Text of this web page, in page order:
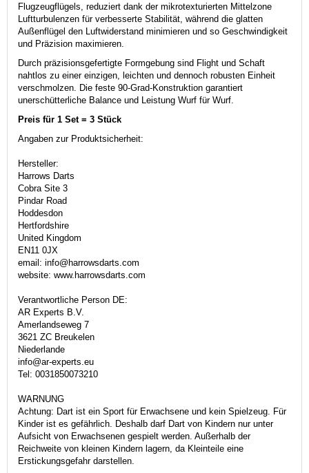
Flugzeugflügels, reduziert dank der mikrotexturierten Mittelzone
Luftturbulenzen für verbesserte Stabilität, während die glatten
Außenflügel den Luftwiderstand minimieren und so Geschwindigkeit
und Präzision maximieren.
Durch präzisionsgefertigte Formgebung sind Flight und Schaft
nahtlos zu einer einzigen, leichten und dennoch robusten Einheit
verschmolzen. Die feste 90-Grad-Konstruktion garantiert
unerschütterliche Balance und Leistung Wurf für Wurf.
Preis für 1 Set = 3 Stück
Angaben zur Produktsicherheit:
Hersteller:
Harrows Darts
Cobra Site 3
Pindar Road
Hoddesdon
Hertfordshire
United Kingdom
EN11 0JX
email: info@harrowsdarts.com
website: www.harrowsdarts.com
Verantwortliche Person DE:
AR Experts B.V.
Amerlandseweg 7
3621 ZC Breukelen
Niederlande
info@ar-experts.eu
Tel: 0031850073210
WARNUNG
Achtung: Dart ist ein Sport für Erwachsene und kein Spielzeug. Für
Kinder ist es gefährlich. Deshalb darf Dart von Kindern nur unter
Aufsicht von Erwachsenen gespielt werden. Außerhalb der
Reichweite von kleinen Kindern lagern, da Kleinteile eine
Erstickungsgefahr darstellen.